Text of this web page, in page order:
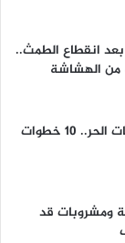
انقطاع الطمث..
دليل العناية بالشعر في موجات الحر.. 10 خطوات
ومشروبات قد